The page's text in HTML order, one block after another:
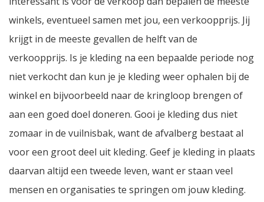
winkels, eventueel samen met jou, een verkoopprijs. Jij
krijgt in de meeste gevallen de helft van de
verkoopprijs. Is je kleding na een bepaalde periode nog
niet verkocht dan kun je je kleding weer ophalen bij de
winkel en bijvoorbeeld naar de kringloop brengen of
aan een goed doel doneren. Gooi je kleding dus niet
zomaar in de vuilnisbak, want de afvalberg bestaat al
voor een groot deel uit kleding. Geef je kleding in plaats
daarvan altijd een tweede leven, want er staan veel
mensen en organisaties te springen om jouw kleding.